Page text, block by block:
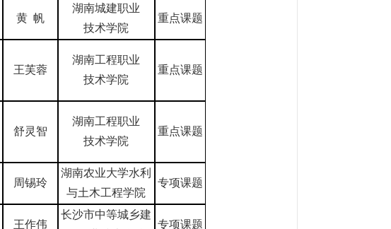
黄 帆
湖南城建职业
技术学院
重点课题
王芙蓉
湖南工程职业
技术学院
重点课题
舒灵智
湖南工程职业
技术学院
重点课题
周锡玲
湖南农业大学水利
与土木工程学院
专项课题
王作伟
长沙市中等城乡建
专项课题